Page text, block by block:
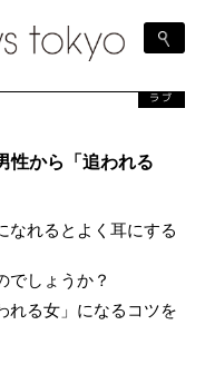
ラブ
性から「追われる
なれるとよく耳にする
でしょうか？
れる女」になるコツを